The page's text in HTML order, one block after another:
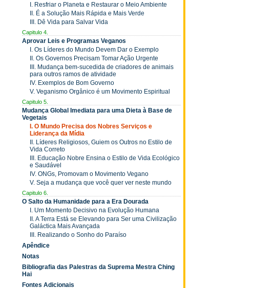
I. Resfriar o Planeta e Restaurar o Meio Ambiente
II. É a Solução Mais Rápida e Mais Verde
III. Dê Vida para Salvar Vida
Capitulo 4.
Aprovar Leis e Programas Veganos
I. Os Líderes do Mundo Devem Dar o Exemplo
II. Os Governos Precisam Tomar Ação Urgente
III. Mudança bem-sucedida de criadores de animais
para outros ramos de atividade
IV. Exemplos de Bom Governo
V. Veganismo Orgânico é um Movimento Espiritual
Capitulo 5.
Mudança Global Imediata para uma Dieta à Base de
Vegetais
I. O Mundo Precisa dos Nobres Serviços e
Liderança da Mídia
II. Líderes Religiosos, Guiem os Outros no Estilo de
Vida Correto
III. Educação Nobre Ensina o Estilo de Vida Ecológico
e Saudável
IV. ONGs, Promovam o Movimento Vegano
V. Seja a mudança que você quer ver neste mundo
Capitulo 6.
O Salto da Humanidade para a Era Dourada
I. Um Momento Decisivo na Evolução Humana
II. A Terra Está se Elevando para Ser uma Civilização
Galáctica Mais Avançada
III. Realizando o Sonho do Paraíso
Apêndice
Notas
Bibliografia das Palestras da Suprema Mestra Ching
Hai
Fontes Adicionais